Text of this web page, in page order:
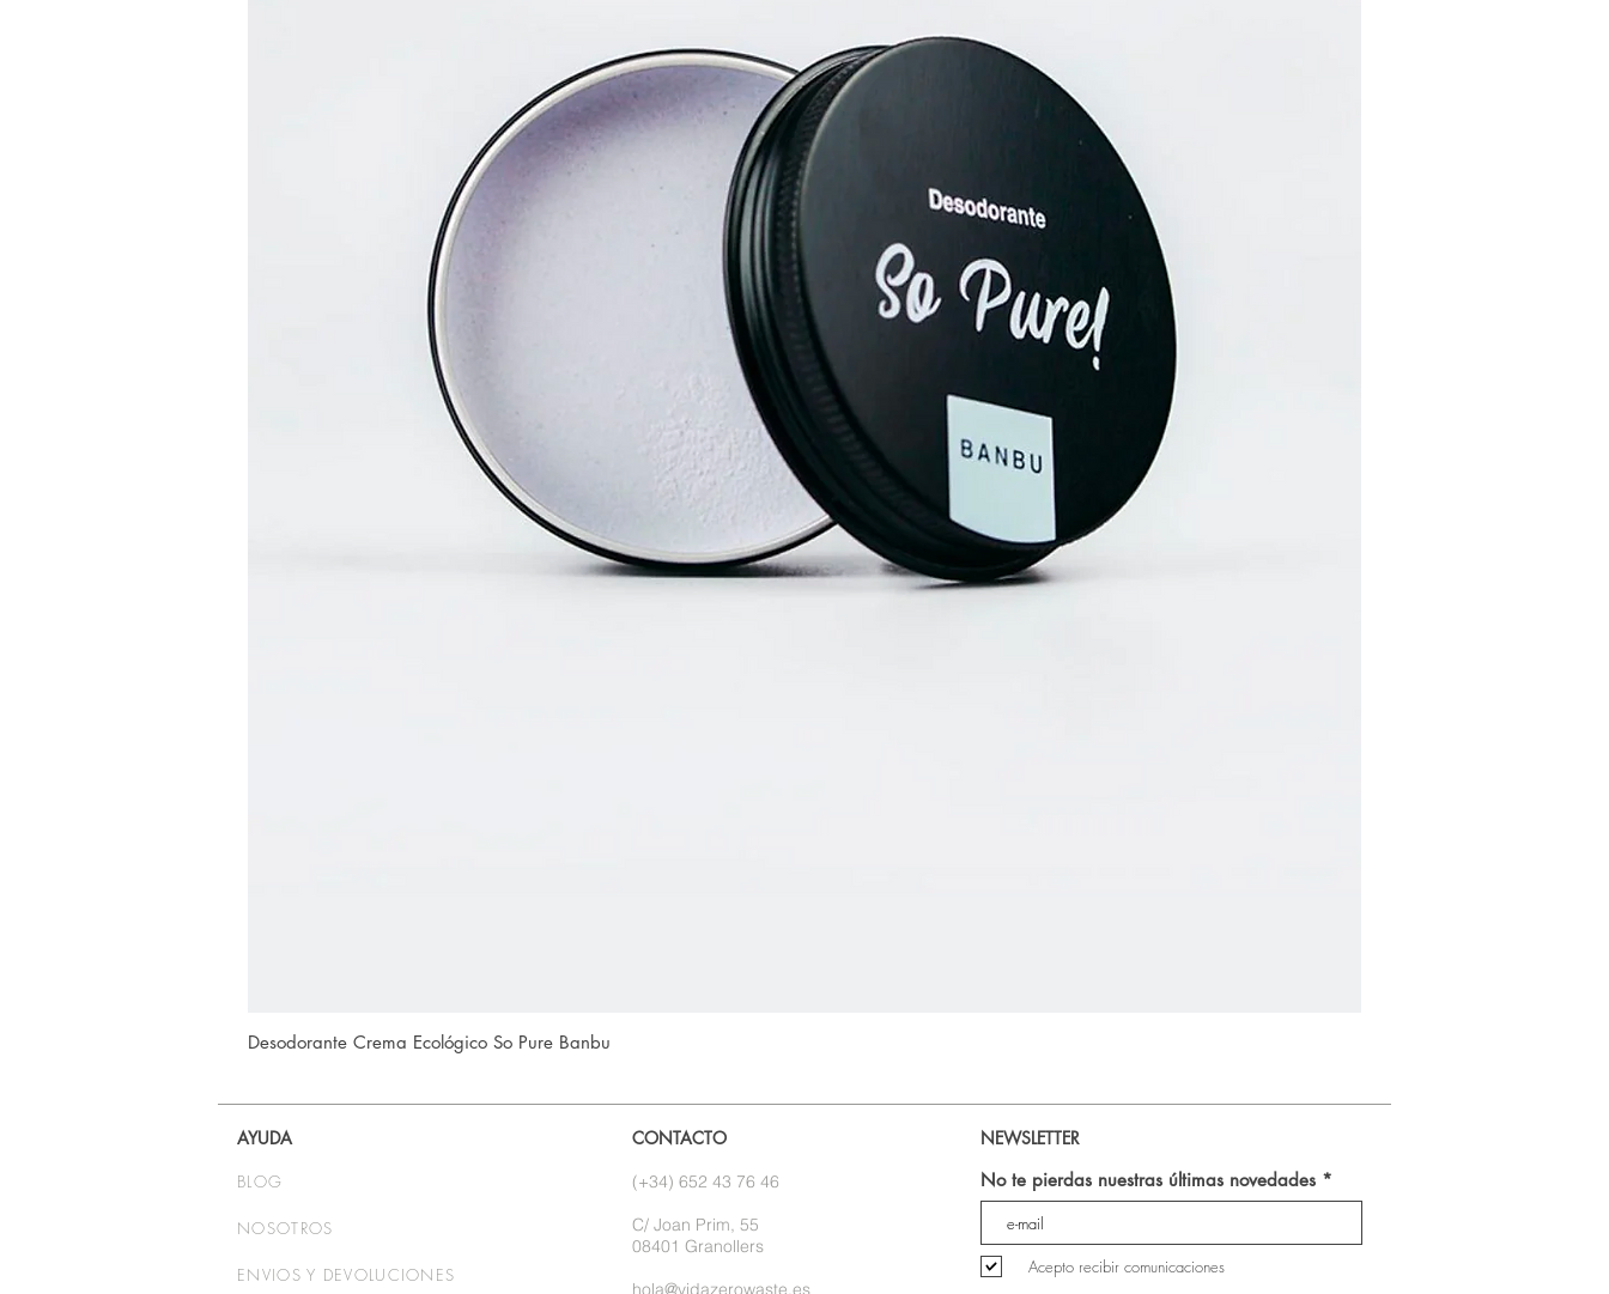
Desodorante Crema Ecológico So Pure Banbu
AYUDA
BLOG
NOSOTROS
ENVIOS Y DEVOLUCIONES
CONTACTO
(+34) 652 43 76 46
C/ Joan Prim, 55
08401 Granollers
NEWSLETTER
No te pierdas nuestras últimas novedades
Acepto recibir comunicaciones